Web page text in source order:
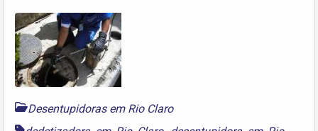
Desentupidoras em Rio Claro